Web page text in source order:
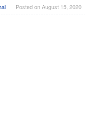
Posted onAugust 15, 2020